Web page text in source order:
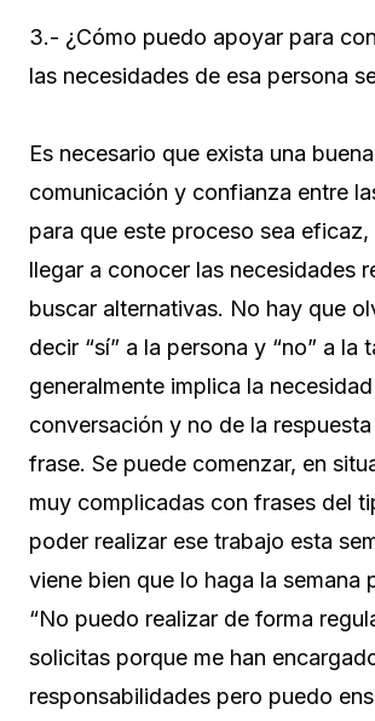
3.- ¿Cómo puedo apoyar para
las necesidades de esa persona
Es necesario que exista una buena
comunicación y confianza entre
para que este proceso sea
llegar a conocer las necesidades
buscar alternativas. No hay que
decir “sí” a la persona y “no” a la
generalmente implica la
conversación y no de la
frase. Se puede comenzar, en
muy complicadas con frases del
poder realizar ese trabajo esta
viene bien que lo haga la semana
“No puedo realizar de forma
solicitas porque me han
responsabilidades pero puedo